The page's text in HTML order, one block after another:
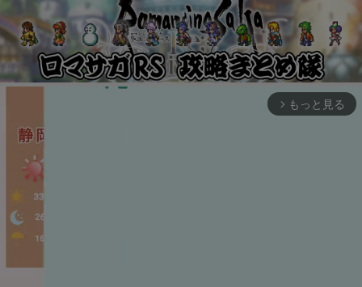
arrow_forward_ios もっと見る